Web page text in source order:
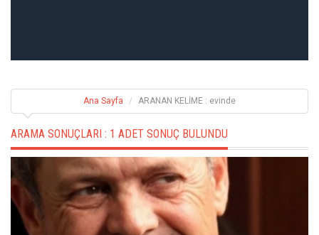
Ana Sayfa ARANAN KELİME : evinde
ARAMA SONUÇLARI : 1 ADET SONUÇ BULUNDU